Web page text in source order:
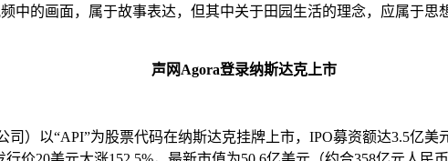
中的画面，属于故事表达，但其中关于田园生活的理念，应属于
声网Agora登录纳斯达克上市
）以“API”为股票代码在纳斯达克挂牌上市，IPO募资额达3.5亿